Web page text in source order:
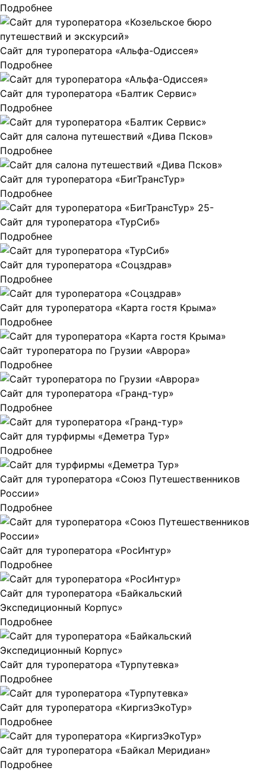
Подробнее
Сайт для туроператора «Альфа-Одиссея»
Подробнее
Сайт для туроператора «Балтик Сервис»
Подробнее
Сайт для салона путешествий «Дива Псков»
Подробнее
Сайт для туроператора «БигТрансТур»
Подробнее
Сайт для туроператора «ТурСиб»
Подробнее
Сайт для туроператора «Соцздрав»
Подробнее
Сайт для туроператора «Карта гостя Крыма»
Подробнее
Сайт туроператора по Грузии «Аврора»
Подробнее
Сайт для туроператора «Гранд-тур»
Подробнее
Сайт для турфирмы «Деметра Тур»
Подробнее
Сайт для туроператора «Союз Путешественников
России»
Подробнее
Сайт для туроператора «РосИнтур»
Подробнее
Сайт для туроператора «Байкальский
Экспедиционный Корпус»
Подробнее
Сайт для туроператора «Турпутевка»
Подробнее
Сайт для туроператора «КиргизЭкоТур»
Подробнее
Сайт для туроператора «Байкал Меридиан»
Подробнее